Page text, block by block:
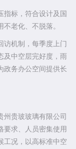
指标，符合设计及国
老化、不脱落。
访机制，每季度上门
及中空层完好度，雨
政务办公空间提供长
贵玻玻璃有限公司
要求、人员密集使用
工况，以高标准中空